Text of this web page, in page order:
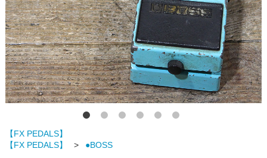
【FX PEDALS】
【FX PEDALS】
●BOSS